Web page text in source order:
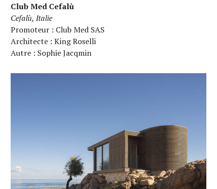
Club Med Cefalù
Cefalù, Italie
Promoteur : Club Med SAS
Architecte : King Roselli
Autre : Sophie Jacqmin